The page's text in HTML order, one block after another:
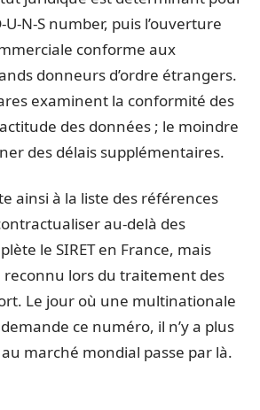
N-S number, puis l’ouverture
conforme aux
donneurs d’ordre étrangers.
examinent la conformité des
des données ; le moindre
des délais supplémentaires.
ainsi à la liste des références
au-delà des
le SIRET en France, mais
reconnu lors du traitement des
Le jour où une multinationale
ce numéro, il n’y a plus
au marché mondial passe par là.